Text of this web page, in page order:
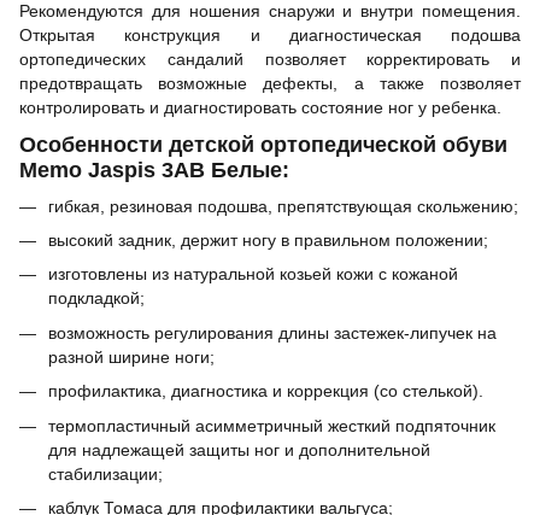
Рекомендуются для ношения снаружи и внутри помещения.
Открытая конструкция и диагностическая подошва
ортопедических сандалий позволяет корректировать и
предотвращать возможные дефекты, а также позволяет
контролировать и диагностировать состояние ног у ребенка.
Особенности детской ортопедической обуви
Memo Jaspis 3AB Белые:
гибкая, резиновая подошва, препятствующая скольжению;
высокий задник, держит ногу в правильном положении;
изготовлены из натуральной козьей кожи с кожаной
подкладкой;
возможность регулирования длины застежек-липучек на
разной ширине ноги;
профилактика, диагностика и коррекция (со стелькой).
термопластичный асимметричный жесткий подпяточник
для надлежащей защиты ног и дополнительной
стабилизации;
каблук Томаса для профилактики вальгуса;